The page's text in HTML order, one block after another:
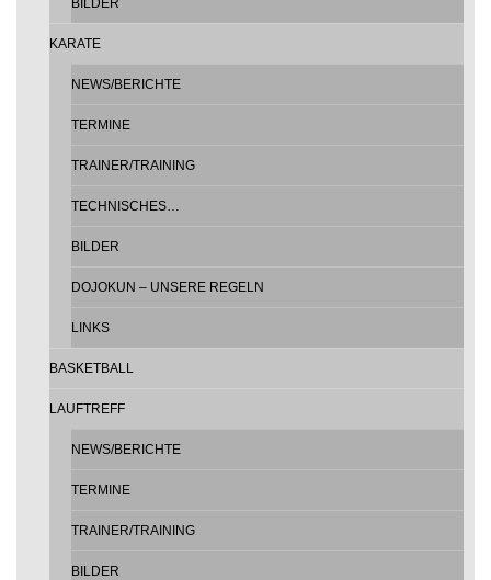
BILDER
KARATE
NEWS/BERICHTE
TERMINE
TRAINER/TRAINING
TECHNISCHES…
BILDER
DOJOKUN – UNSERE REGELN
LINKS
BASKETBALL
LAUFTREFF
NEWS/BERICHTE
TERMINE
TRAINER/TRAINING
BILDER